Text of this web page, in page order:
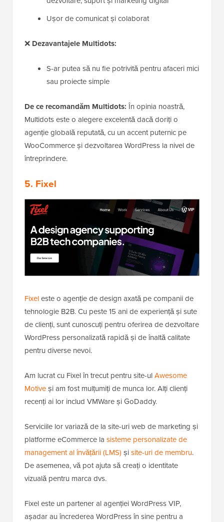
Ușor de comunicat și colaborat
❌ Dezavantajele Multidots:
S-ar putea să nu fie potrivită pentru afaceri mici
sau proiecte simple
De ce recomandăm Multidots: În opinia noastră,
Multidots este o alegere excelentă dacă doriți o
agenție globală reputată, cu un accent puternic pe
WooCommerce și dezvoltarea WordPress la nivel de
întreprindere.
5. Fixel
Fixeleste o agenție de design axată pe companii de
tehnologie B2B. Cu peste 15 ani de experiență și sute
de clienți, sunt cunoscuți pentru oferirea de dezvoltare
WordPress personalizată rapidă și de înaltă calitate
pentru diverse nevoi.
Am lucrat cu Fixel în trecut pentru site-ulAwesome
Motiveși am fost mulțumiți de munca lor. Alți clienți
recenți ai lor includ VMWare și GoDaddy.
Serviciile lor variază de la site-uri web de marketing și
platforme eCommerce la sisteme personalizate de
management al învățării (LMS) șisite-uri de membru.
De asemenea, vă pot ajuta să creați o identitate
vizuală pentru marca dvs.
Fixel este un partener al agenției WordPress VIP,
așadar au încrederea WordPress în sine pentru a